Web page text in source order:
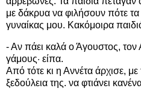
με δάκρυα να φιλήσουν πότε τα
γυναίκας μου. Κακόμοιρα
- Αν πάει καλά ο Άγουστος,
γάμους· είπα.
Από τότε κι η Αννέτα άρχισε,
ξεδούλεια της. να φτιάνει